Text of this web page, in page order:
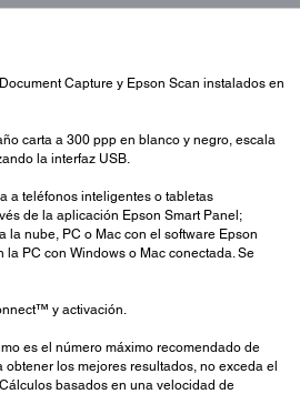
Capture y Epson Scan instalados en
carta a 300 ppp en blanco y negro, escala
la interfaz USB.
a teléfonos inteligentes o tabletas
de la aplicación Epson Smart Panel;
la nube, PC o Mac con el software Epson
la PC con Windows o Mac conectada. Se
y activación.
es el número máximo recomendado de
los mejores resultados, no exceda el
basados en una velocidad de